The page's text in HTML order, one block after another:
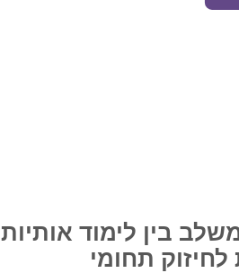
בין לימוד אותיות
לחיזוק תחומי